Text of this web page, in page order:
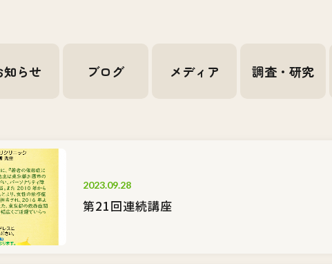
知らせ ブログ メディア 調査・研究
2023.09.28
第21回連続講座